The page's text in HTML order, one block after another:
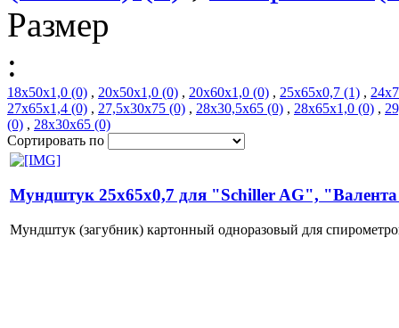
Размер
:
18х50х1,0 (0) , 20х50х1,0 (0) , 20х60х1,0 (0) , 25х65х0,7 (1) ,
27х65х1,4 (0) , 27,5х30х75 (0) , 28х30,5х65 (0) , 28х65х1,0 (0) ,
(0) , 28х30х65 (0)
Сортировать по
Мундштук 25х65х0,7 для "Schiller AG",
Мундштук (загубник) картонный одноразовый для